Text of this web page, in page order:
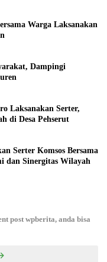
Warga Laksanakan
Dampingi
Laksanakan Serter,
di Desa Pehserut
Serter Komsos Bersama
dan Sinergitas Wilayah
post wpberita, anda bisa